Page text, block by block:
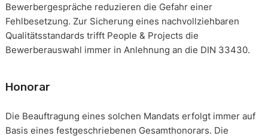
Bewerbergespräche reduzieren die Gefahr einer
Fehlbesetzung. Zur Sicherung eines nachvollziehbaren
Qualitätsstandards trifft People & Projects die
Bewerberauswahl immer in Anlehnung an die DIN 33430.
Honorar
Die Beauftragung eines solchen Mandats erfolgt immer auf
Basis eines festgeschriebenen Gesamthonorars. Die